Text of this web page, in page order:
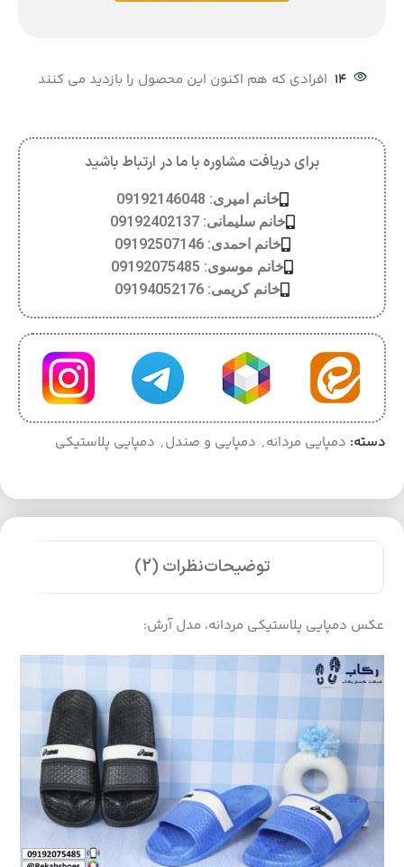
14 افرادی که هم اکنون این محصول را بازدید می کنند
برای دریافت مشاوره با ما در ارتباط باشید
خانم امیری: 09192146048
خانم سلیمانی: 09192402137
خانم احمدی: 09192507146
خانم موسوی: 09192075485
خانم کریمی: 09194052176
دسته: دمپایی مردانه, دمپایی و صندل, دمپایی پلاستیکی
توضیحاتنظرات (2)
عکس دمپایی پلاستیکی مردانه، مدل آرش: